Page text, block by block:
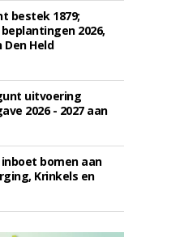
bestek 1879;
2026,
Held
uitvoering
2026 - 2027 aan
bomen aan
Krinkels en